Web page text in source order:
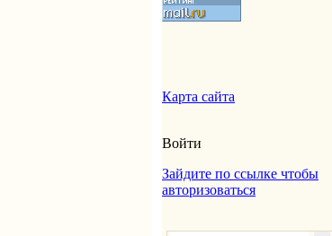
Карта сайта
Войти
Зайдите по ссылке чтобы
авторизоваться